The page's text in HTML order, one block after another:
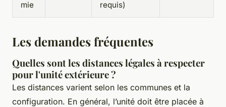
mie
requis)
Les demandes fréquentes
Quelles sont les distances légales à respecter
pour l'unité extérieure ?
Les distances varient selon les communes et la
configuration. En général, l’unité doit être placée à